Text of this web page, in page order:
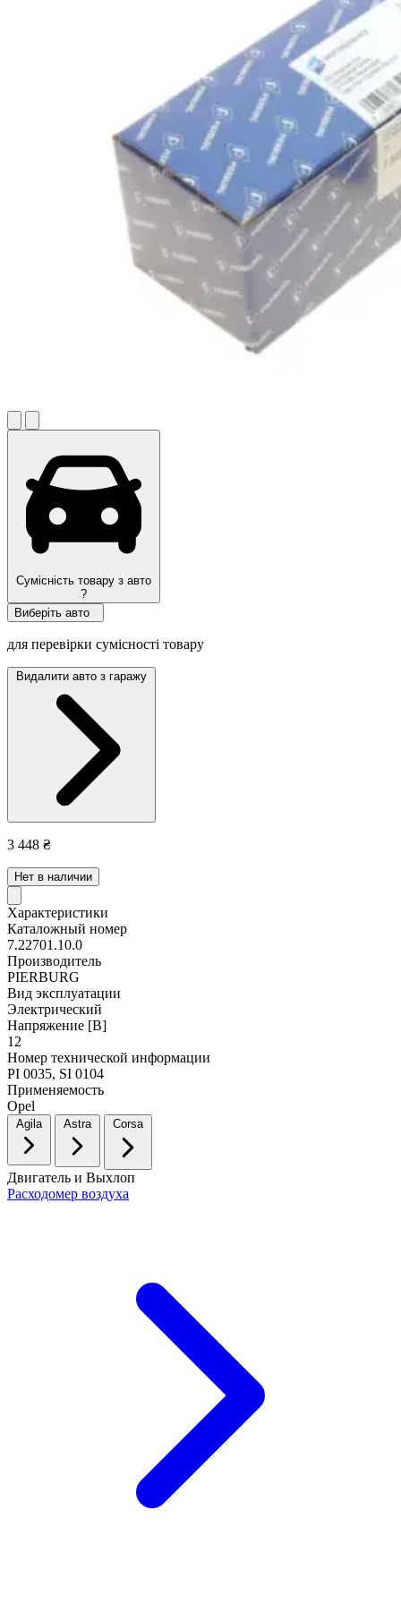
Сумісність товару з авто
?
Виберіть авто
для перевірки сумісності товару
Видалити авто з гаражу
3 448 ₴
Нет в наличии
Характеристики
Каталожный номер
7.22701.10.0
Производитель
PIERBURG
Вид эксплуатации
Электрический
Напряжение [В]
12
Номер технической информации
PI 0035, SI 0104
Применяемость
Opel
Двигатель и Выхлоп
Расходомер воздуха